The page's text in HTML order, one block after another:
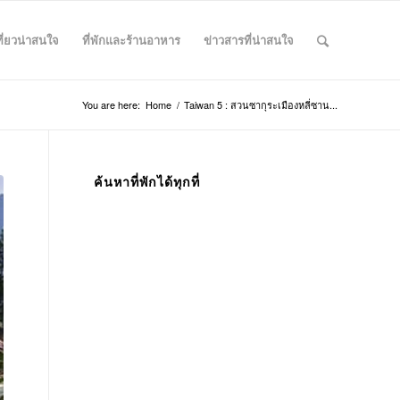
วน่าสนใจ ที่พักและร้านอาหาร ข่าวสารที่น่าสนใจ
You are here: Home / Taiwan 5 : สวนซากุระเมืองหลี่ซาน...
ค้นหาที่พักได้ทุกที่